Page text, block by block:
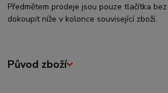
Předmětem prodeje jsou pouze tlačítka
dokoupit níže v kolonce související zboží.
Původ zboží